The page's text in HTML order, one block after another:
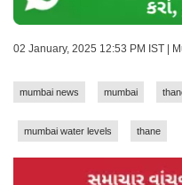
02 January, 2025 12:53 PM IST |
mumbai news mumbai
mumbai water levels thane